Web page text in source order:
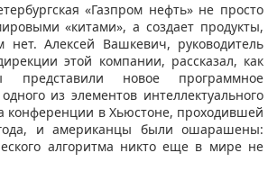
«Газпром нефть» не просто
«китами», а создает продукты,
нет. Алексей Вашкевич, руководитель
этой компании, рассказал, как
представили новое программное
из элементов интеллектуального
конференции в Хьюстоне, проходившей
и американцы были ошарашены:
алгоритма никто еще в мире не